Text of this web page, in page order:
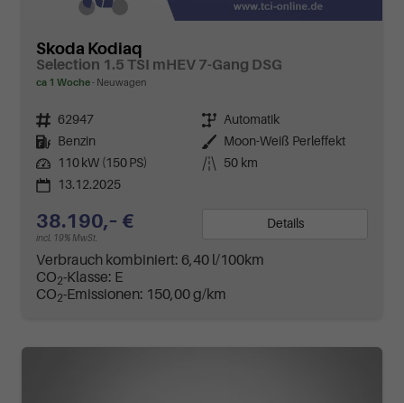
Skoda Kodiaq
Selection 1.5 TSI mHEV 7-Gang DSG
ca 1 Woche Neuwagen
Fahrzeugnr. 62947 Getriebe Automatik
Kraftstoff
Benzin Außenfarbe
Moon-Weiß Perleffekt
Leistung
110 kW (150 PS) Kilometerstand
50 km
13.12.2025
38.190,– €
incl. 19% MwSt.
Details
Verbrauch kombiniert: 6,40 l/100km
CO2-Klasse: E
CO2-Emissionen: 150,00 g/km